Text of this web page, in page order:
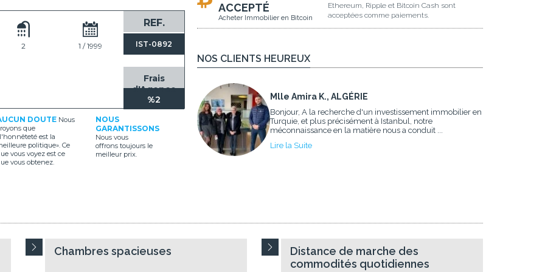
REF.
IST-0892
Frais
d'Agence
%2
2 1 / 1999
DOUTE Nous
que
est la
politique». Ce
vous voyez est ce
vous obtenez.
NOUS
GARANTISSONS
Nous vous
offrons toujours le
meilleur prix.
ACCEPTÉ
Acheter Immobilier en Bitcoin
Ethereum, Ripple et Bitcoin Cash sont
acceptées comme paiements.
NOS CLIENTS HEUREUX
Mlle Amira K., ALGÉRIE
Bonjour, A la recherche d'un investissement immobilier en
Turquie, et plus précisément à Istanbul, notre
méconnaissance en la matière nous a conduit ...
Lire la Suite
Chambres spacieuses
Distance de marche des
commodités quotidiennes